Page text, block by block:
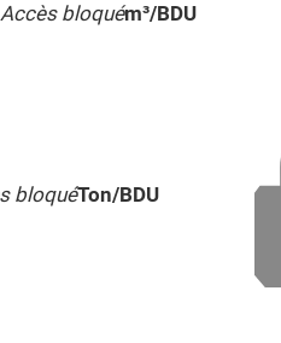
Accès bloquém³/BDU
bloquéTon/BDU